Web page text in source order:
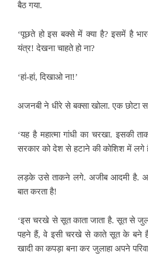
बैठ गया.
‘पूछते हो इस बक्से में क्या है? इसमें है
यंत्र! देखना चाहते हो ना?
‘हां-हां, दिखाओ ना!’
अजनबी ने धीरे से बक्सा खोला.एक छोटा
‘यह है महात्मा गांधी का चरखा.इसकी
सरकार को देश से हटाने की कोशिश में लगे
लड़के उसे ताकने लगे. अजीब आदमी है.
बात करता है!
‘इस चरखे से सूत काताजाता है. सूत से
पहने हैं, वे इसी चरखे से काते सूत के बने
खादी का कपड़ा बना कर जुलाहा अपने